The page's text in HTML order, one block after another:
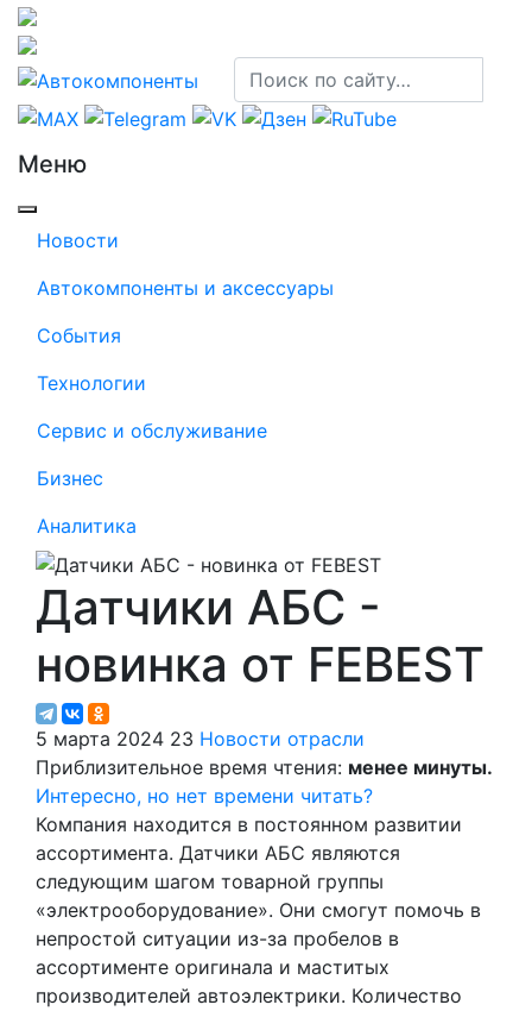
Меню
Новости
Автокомпоненты и аксессуары
События
Технологии
Сервис и обслуживание
Бизнес
Аналитика
Датчики АБС -
новинка от FEBEST
5 марта 2024 23 Новости отрасли
Приблизительное время чтения: менее минуты.
Интересно, но нет времени читать?
Компания находится в постоянном развитии
ассортимента. Датчики АБС являются
следующим шагом товарной группы
«электрооборудование». Они смогут помочь в
непростой ситуации из-за пробелов в
ассортименте оригинала и маститых
производителей автоэлектрики. Количество